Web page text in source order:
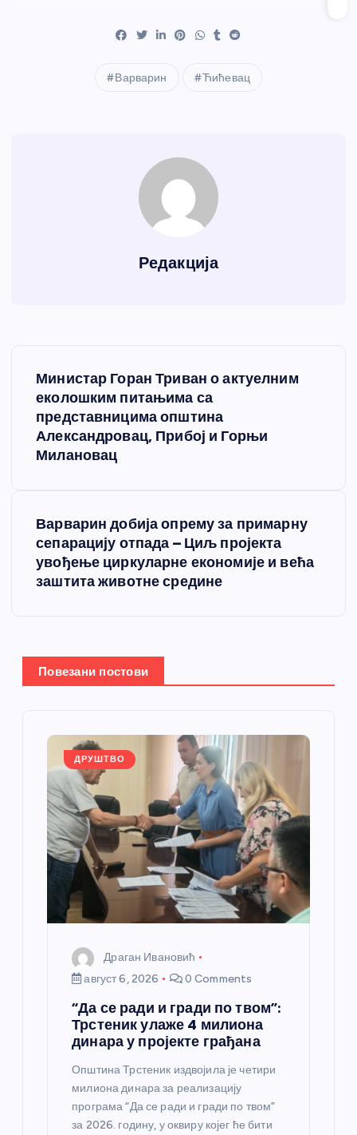
Варварин Ћићевац
Редакција
њ
л
Министар Горан Триван о актуелним
еколошким питањима са
представницима општина
Александровац, Прибој и Горњи
Милановац
Варварин добија опрему за примарну
сепарацију отпада – Циљ пројекта
увођење циркуларне економије и већа
заштита животне средине
Повезани постови
ДРУШТВО
Драган Ивановић
август 6, 2026
0 Comments
“Да се ради и гради по твом”:
Трстеник улаже 4 милиона
динара у пројекте грађана
Општина Трстеник издвојила је четири
милиона динара за реализацију
програма “Да се ради и гради по твом”
за 2026. годину, у оквиру којег ће бити